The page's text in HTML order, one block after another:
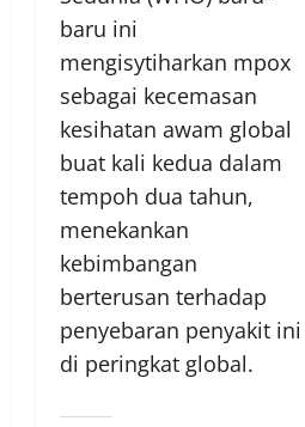
baru ini
mengisytiharkan mpox
sebagai kecemasan
kesihatan awam global
buat kali kedua dalam
tempoh dua tahun,
menekankan
kebimbangan
berterusan terhadap
penyebaran penyakit ini
di peringkat global.